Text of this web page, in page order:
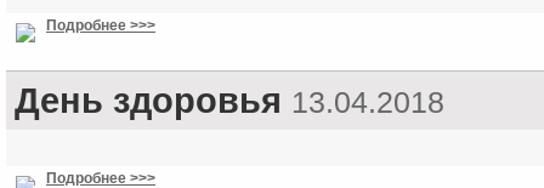
Подробнее >>>
День здоровья 13.04.2018
Подробнее >>>